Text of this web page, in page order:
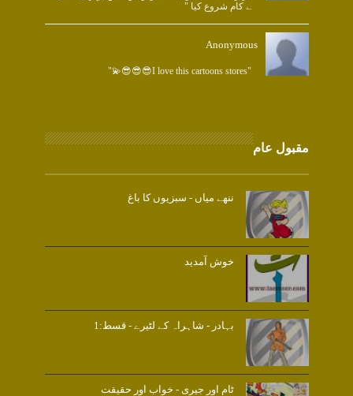
ے کام شروع کیا "
Anonymous
"I love this cartoons stores😎😎😎💫"
مقبول عام
ننھے میاں - سبزیوں کا باغ
خوش آمدید
بہادر - شاہراہ کے لٹیرے - قسط:1
ٹام اور جیری - خواب اور حقیقت